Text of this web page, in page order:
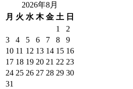
2026年8月
月 火 水 木 金 土 日
1
2
3
4 5 6 7 8
9
10 11 12 13 14 15 16
17 18 19 20 21 22 23
24 25 26 27 28 29 30
31